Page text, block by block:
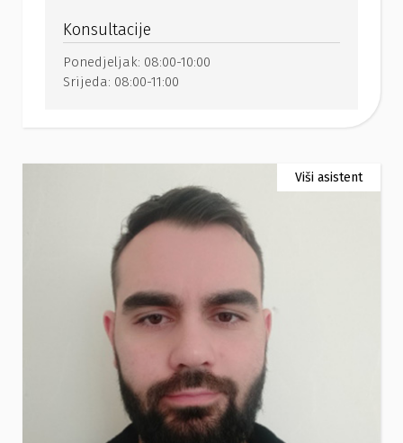
Konsultacije
Ponedjeljak: 08:00-10:00
Srijeda: 08:00-11:00
Viši asistent